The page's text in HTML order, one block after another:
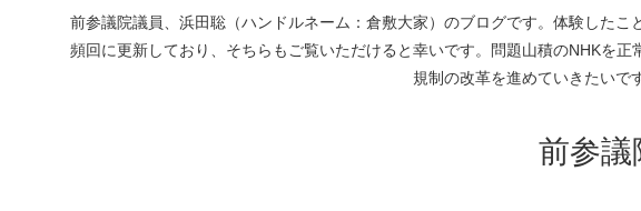
前参議院議員、浜田聡（ハンドルネーム：倉敷大家）のブログです。体験した
頻回に更新しており、そちらもご覧いただけると幸いです。問題山積のNHKを
規制の改革を進めていきたい
前参